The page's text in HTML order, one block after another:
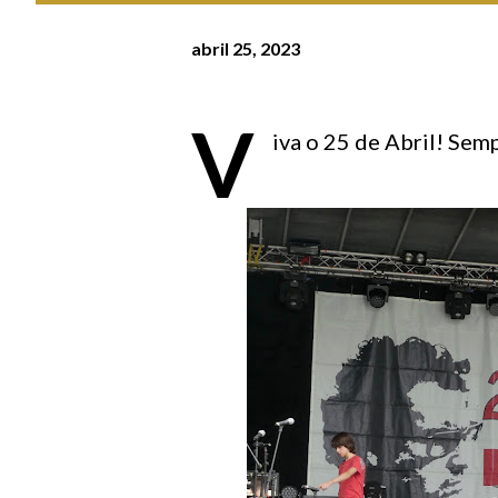
abril 25, 2023
V iva o 25 de Abril!